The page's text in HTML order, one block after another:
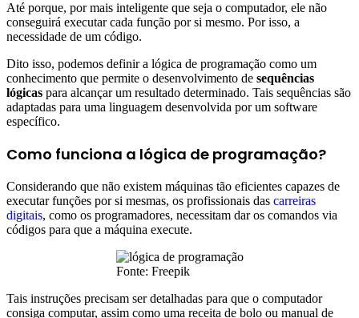
Até porque, por mais inteligente que seja o computador, ele não
conseguirá executar cada função por si mesmo. Por isso, a
necessidade de um código.
Dito isso, podemos definir a lógica de programação como um
conhecimento que permite o desenvolvimento de sequências
lógicas para alcançar um resultado determinado. Tais sequências são
adaptadas para uma linguagem desenvolvida por um software
específico.
Como funciona a lógica de programação?
Considerando que não existem máquinas tão eficientes capazes de
executar funções por si mesmas, os profissionais das carreiras
digitais, como os programadores, necessitam dar os comandos via
códigos para que a máquina execute.
Fonte: Freepik
Tais instruções precisam ser detalhadas para que o computador
consiga computar, assim como uma receita de bolo ou manual de